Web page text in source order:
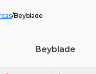
/Beyblade
Beyblade